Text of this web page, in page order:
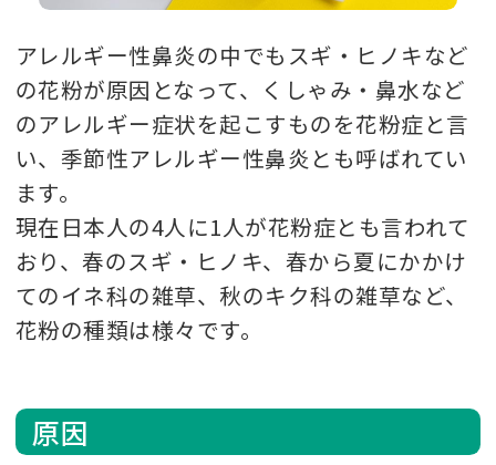
アレルギー性鼻炎の中でもスギ・ヒノキなど
の花粉が原因となって、くしゃみ・鼻水など
のアレルギー症状を起こすものを花粉症と言
い、季節性アレルギー性鼻炎とも呼ばれてい
ます。
現在日本人の4人に1人が花粉症とも言われて
おり、春のスギ・ヒノキ、春から夏にかかけ
てのイネ科の雑草、秋のキク科の雑草など、
花粉の種類は様々です。
原因